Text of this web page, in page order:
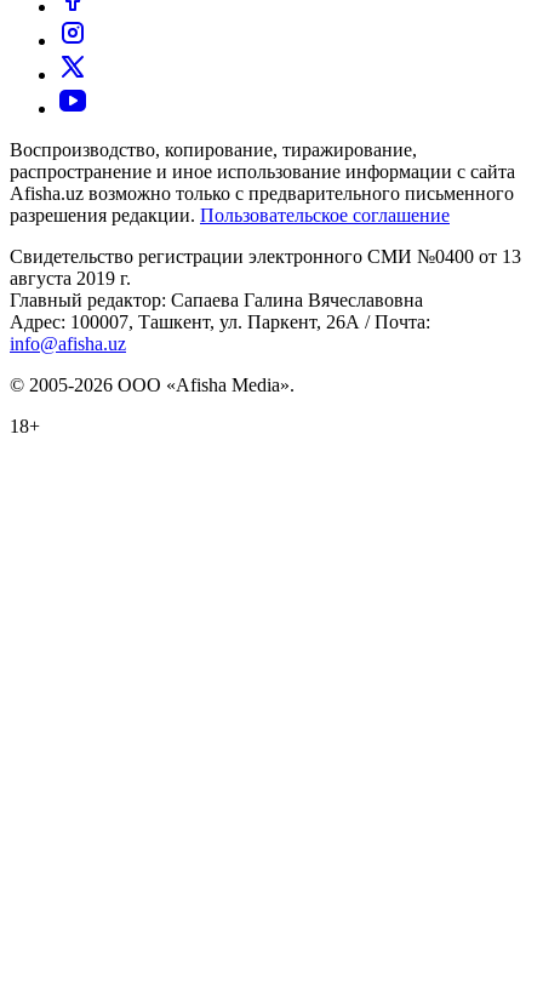
Воспроизводство, копирование, тиражирование,
распространение и иное использование информации с сайта
Afisha.uz возможно только с предварительного письменного
разрешения редакции. Пользовательское соглашение
Свидетельство регистрации электронного СМИ №0400 от 13
августа 2019 г.
Главный редактор: Сапаева Галина Вячеславовна
Адрес: 100007, Ташкент, ул. Паркент, 26А / Почта:
info@afisha.uz
© 2005-2026 ООО «Afisha Media».
18+